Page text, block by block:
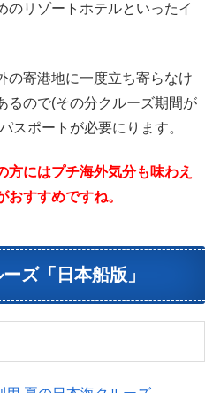
のリゾートホテルといったイ
の寄港地に一度立ち寄らなけ
るので(その分クルーズ期間が
スポートが必要にります。
方にはプチ海外気分も味わえ
すすめですね。
ズ「日本船版」